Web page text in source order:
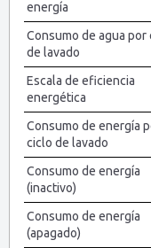
energía
Consumo de agua por
de lavado
Escala de eficiencia
energética
Consumo de energía
ciclo de lavado
Consumo de energía
(inactivo)
Consumo de energía
(apagado)